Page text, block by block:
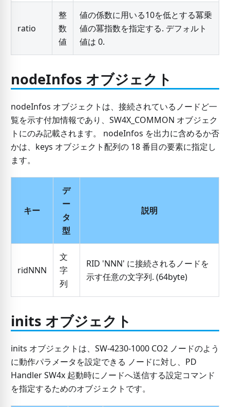
ratio
整
数
値
値の係数に用いる10を低とする冪乗
値の冪指数を指定する. デフォルト
値は 0.
nodeInfos オブジェクト
nodeInfos オブジェクトは、接続されているノードど一
覧を示す付加情報であり、SW4X_COMMON オブジェク
トにのみ記載されます。 nodeInfos を出力に含めるか否
かは、keys オブジェクト配列の 18 番目の要素に指定し
ます。
キー
デ
ー
タ
型
説明
ridNNN
文
字
列
RID 'NNN' に接続されるノードを
示す任意の文字列. (64byte)
inits オブジェクト
inits オブジェクトは、SW-4230-1000 CO2 ノードのよう
に動作パラメータを設定できる ノードに対し、PD
Handler SW4x 起動時にノードへ送信する設定コマンド
を指定するためのオブジェクトです。